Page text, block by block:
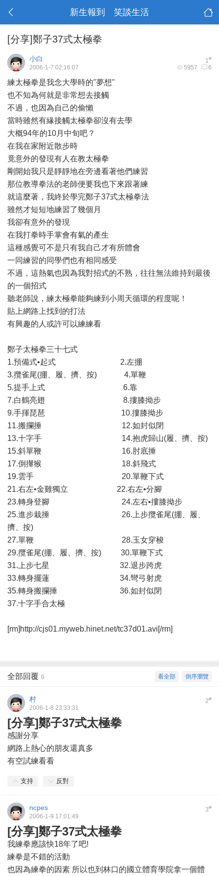
新生報到 笑談生活
[分享]鄭子37式太極拳
1#
小白
5957 6
2006-1-7 02:16:07
練太極拳是我念大學時的"夢想"
也不知為何就是非常想去接觸
不過，也因為自己的偷懶
當時雖然有緣接觸太極拳卻沒有去學
大概94年的10月中旬吧？
在我在家附近散步時
竟意外的發現有人在教太極拳
剛開始我只是靜靜地在旁邊看著他們練習
那位教導拳法的老師便要我也下來跟著練
就這麼著，我終於學完鄭子37式太極拳法
雖然才短短地練習了幾個月
我卻有意外的發現
在我打拳時手掌會有氣的產生
這種感覺可不是只有我自己才有所體會
一同練習的同學們也有相同感受
不過，這熱氣也因為我對招式的不熟，往往無法維持到最後
的一個招式
聽老師說，練太極拳能夠練到小周天循環的程度呢！
貼上網路上找到的打法
有興趣的人或許可以練練看
鄭子太極拳三十七式
1.預備式•起式 2.左掤
3.攬雀尾(掤、履、擠、按) 4.單鞭
5.提手上式 6.靠
7.白鶴亮翅 8.摟膝拗步
9.手揮琵琶 10.摟膝拗步
11.搬攔捶 12.如封似閉
13.十字手 14.抱虎歸山(履、擠、按)
15.斜單鞭 16.肘底捶
17.倒攆猴 18.斜飛式
19.雲手 20.單鞭下式
21.右左•金雞獨立 22.右左•分腳
23.轉身登腳 24.左右•摟膝拗步
25.進步栽捶 26.上步攬雀尾(掤、履、
擠、按)
27.單鞭 28.玉女穿梭
29.攬雀尾(掤、履、擠、按) 30.單鞭下式
31.上步七星 32.退步跨虎
33.轉身擺蓮 34.彎弓射虎
35.轉身搬攔捶 36.如封似閉
37.十字手合太極
[rm]http://cjs01.myweb.hinet.net/tc37d01.avi[/rm]
倒序瀏覽
看全部
全部回覆 6
2#
村
2006-1-8 23:33:31
[分享]鄭子37式太極拳
感謝分享
網路上熱心的朋友還真多
有空試練看看
支持 反對
3#
ncpes
2006-1-9 17:01:49
[分享]鄭子37式太極拳
我練拳應該快18年了吧!
練拳是不錯的活動
也因為練拳的因素 所以也到林口的國立體育學院拿一個體